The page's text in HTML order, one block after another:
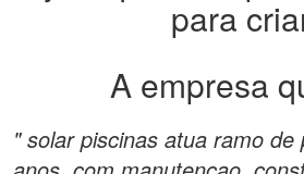
para
A empresa
" solar piscinas atua ramo de